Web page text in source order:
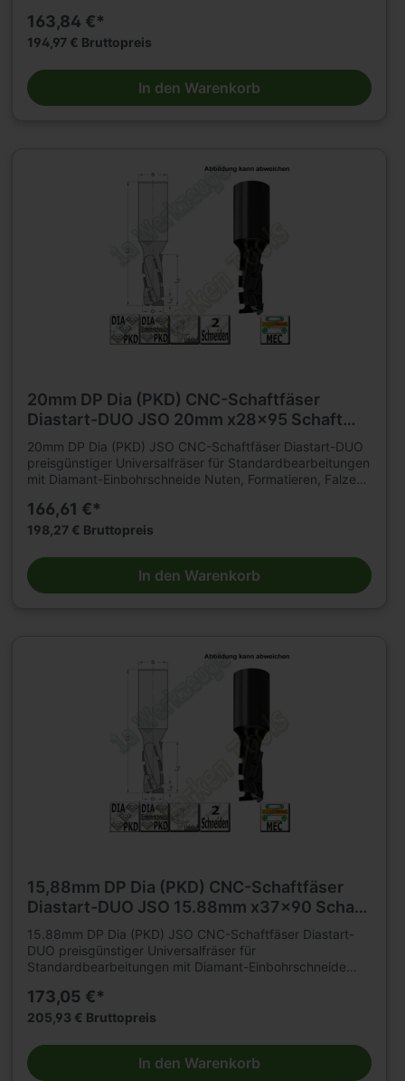
Fräsmaschinenmit hohen Standwegen. Geeignet für
axiales und schräges Eintauchen. Fräser aus Brüniertem
Bestückungshöhe 2,5 mm Einsatzempfehlung: Drehzahl =
18.000 - 24.000 u/min Vorschub = 6 - 10 m/min (je nach
Werkstoff und Anwendung)
163,84 €*
194,97 € Bruttopreis
In den Warenkorb
20mm DP Dia (PKD) CNC-Schaftfäser
Diastart-DUO JSO 20mm x28x95 Schaft
25mm Z=2 L
20mm DP Dia (PKD) JSO CNC-Schaftfäser Diastart-DUO
preisgünstiger Universalfräser für Standardbearbeitungen
mit Diamant-Einbohrschneide Nuten, Formatieren, Falzen
Fräsmaschinenmit hohen Standwegen. Geeignet für
axiales und schräges Eintauchen. Fräser aus Brüniertem
Bestückungshöhe 2,5 mm Einsatzempfehlung: Drehzahl =
18.000 - 24.000 u/min Vorschub = 6 - 10 m/min (je nach
Werkstoff und Anwendung)
166,61 €*
198,27 € Bruttopreis
In den Warenkorb
15,88mm DP Dia (PKD) CNC-Schaftfäser
Diastart-DUO JSO 15.88mm x37x90 Schaft
15.88mm Z=2 L
15.88mm DP Dia (PKD) JSO CNC-Schaftfäser Diastart-
DUO preisgünstiger Universalfräser für
Standardbearbeitungen mit Diamant-Einbohrschneide
Holzwerkstoffen auf CNC-Fräsmaschinenmit hohen
Standwegen. Geeignet für axiales und schräges
nach innen ziehendem Schnitt Bestückungshöhe 2,5 mm
Einsatzempfehlung: Drehzahl = 18.000 - 24.000 u/min
173,05 €*
205,93 € Bruttopreis
In den Warenkorb